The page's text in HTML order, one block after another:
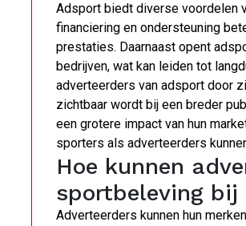
Adsport biedt diverse voordelen
financiering en ondersteuning
prestaties. Daarnaast opent
bedrijven, wat kan leiden tot
adverteerders van adsport door
zichtbaar wordt bij een breder
een grotere impact van hun
sporters als adverteerders
Hoe kunnen
sportbeleving bij
Adverteerders kunnen hun